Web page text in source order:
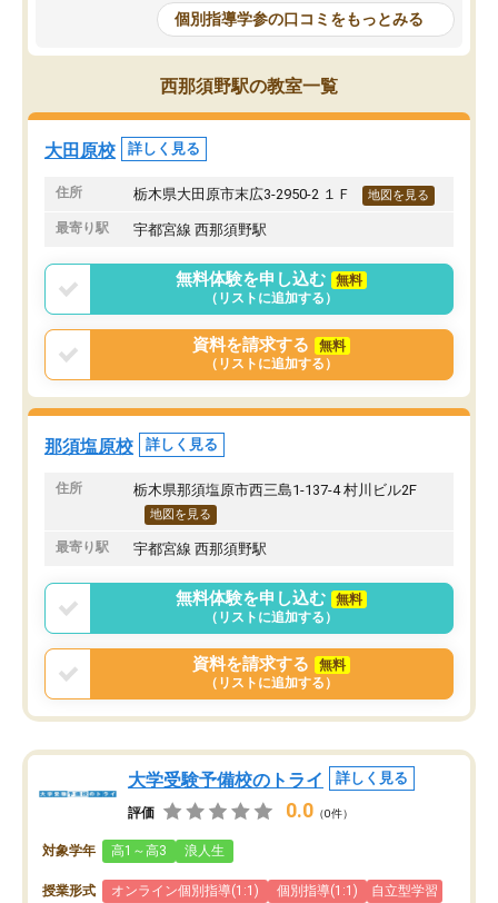
個別指導学参の口コミをもっとみる
西那須野駅の教室一覧
大田原校 詳しく見る
住所 栃木県大田原市末広3-2950-2 １Ｆ 地図を見る
最寄り駅 宇都宮線 西那須野駅
無料体験を申し込む
無料
（リストに追加する）
資料を請求する
無料
（リストに追加する）
那須塩原校 詳しく見る
住所 栃木県那須塩原市西三島1-137-4 村川ビル2F
地図を見る
最寄り駅 宇都宮線 西那須野駅
無料体験を申し込む
無料
（リストに追加する）
資料を請求する
無料
（リストに追加する）
大学受験予備校のトライ 詳しく見る
評価 0.0 （0件）
対象学年 高1～高3 浪人生
授業形式 オンライン個別指導(1:1) 個別指導(1:1) 自立型学習